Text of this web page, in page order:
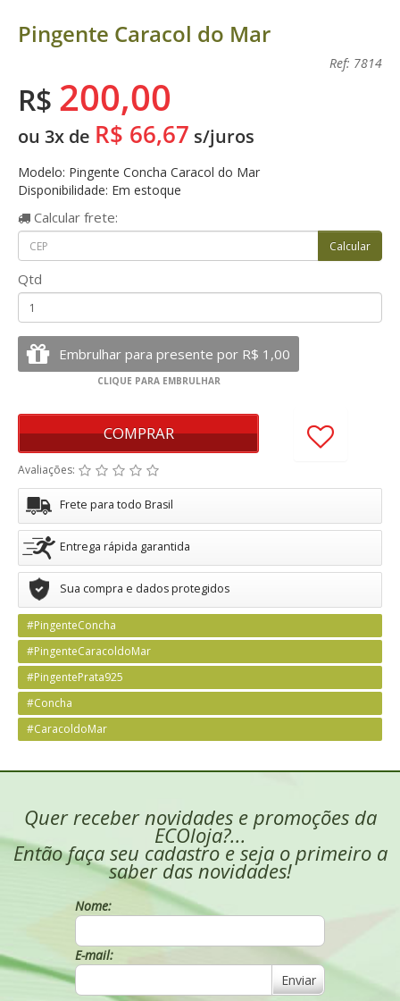
Pingente Caracol do Mar
Ref: 7814
R$ 200,00
ou 3x de R$ 66,67 s/juros
Modelo: Pingente Concha Caracol do Mar
Disponibilidade: Em estoque
Calcular frete:
Qtd
COMPRAR
Avaliações:
Frete para todo Brasil
Entrega rápida garantida
Sua compra e dados protegidos
#PingenteConcha
#PingenteCaracoldoMar
#PingentePrata925
#Concha
#CaracoldoMar
Quer receber novidades e promoções da
ECOloja?...
Então faça seu cadastro e seja o primeiro a
saber das novidades!
Nome:
E-mail:
Enviar